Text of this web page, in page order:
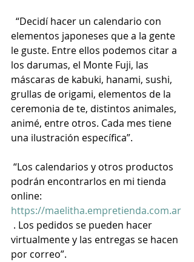
elementos japoneses que a la gente
le guste. Entre ellos podemos citar a
los darumas, el Monte Fuji, las
máscaras de kabuki, hanami, sushi,
grullas de origami, elementos de la
ceremonia de te, distintos animales,
animé, entre otros. Cada mes tiene
una ilustración específica”.
podrán encontrarlos en mi tienda
online:
https://maelitha.empretienda.com.ar
. Los pedidos se pueden hacer
virtualmente y las entregas se hacen
por correo”.